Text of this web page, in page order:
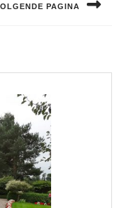
PAGINA